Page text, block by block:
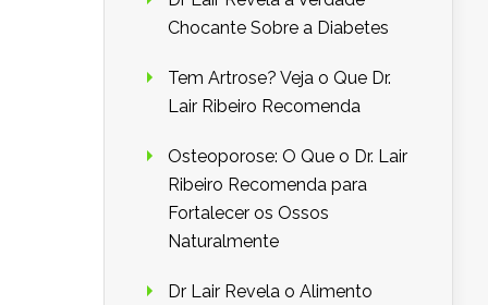
Chocante Sobre a Diabetes
Tem Artrose? Veja o Que Dr.
Lair Ribeiro Recomenda
Osteoporose: O Que o Dr. Lair
Ribeiro Recomenda para
Fortalecer os Ossos
Naturalmente
Dr Lair Revela o Alimento